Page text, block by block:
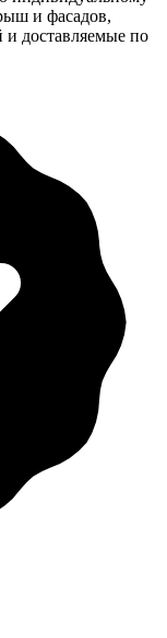
и фасадов,
и доставляемые по